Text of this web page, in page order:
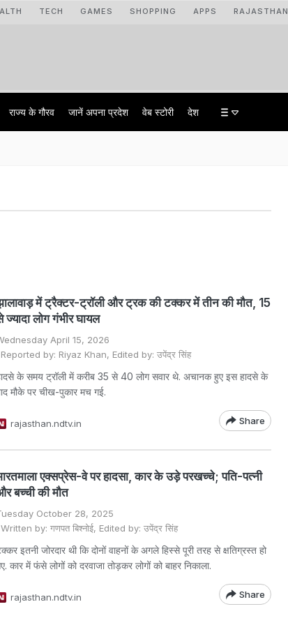
TECH GAMES SHOPPING APPS RAJASTHAN
राज्‍य के गौरव जानें अपना प्रदेश वेब स्टोरी देश
में ट्रैक्‍टर-ट्रॉली और ट्रक की टक्‍कर में तीन की मौत, 15
ज्‍यादा लोग गंभीर घायल
April 15, 2026
Reported by: Riyaz Khan, Edited by: उपेंद्र सिंह
के समय ट्रॉली में करीब 35 से 40 लोग सवार थे. अचानक हुए इस हादसे के
मौके पर चीख-पुकार मच गई.
rajasthan.ndtv.in Share
एक्सप्रेस-वे पर हादसा, कार के उड़े परखच्‍चे; पति-पत्नी
बच्ची की मौत
October 28, 2025
Written by: गणपत बिश्नोई, Edited by: उपेंद्र सिंह
इतनी जोरदार थी कि दोनों वाहनों के अगले हिस्से पूरी तरह से क्षतिग्रस्त हो
कार में फंसे लोगों को दरवाजा तोड़कर लोगों को बाहर निकाला.
rajasthan.ndtv.in Share